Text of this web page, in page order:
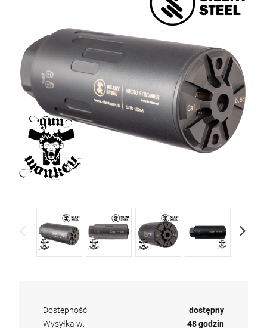
Dostępność:
dostępny
Wysyłka w:
48 godzin